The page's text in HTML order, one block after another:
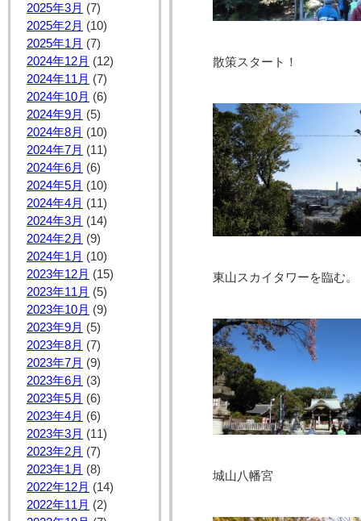
2025年3月 (7)
2025年2月 (10)
2025年1月 (7)
2024年12月 (12)
2024年11月 (7)
2024年10月 (6)
2024年9月 (5)
2024年8月 (10)
2024年7月 (11)
2024年6月 (6)
2024年5月 (10)
2024年4月 (11)
2024年3月 (14)
2024年2月 (9)
2024年1月 (10)
2023年12月 (15)
2023年11月 (5)
2023年10月 (9)
2023年9月 (5)
2023年8月 (7)
2023年7月 (9)
2023年6月 (3)
2023年5月 (6)
2023年4月 (6)
2023年3月 (11)
2023年2月 (7)
2023年1月 (8)
2022年12月 (14)
2022年11月 (2)
散策スタート
東山スカイタワーを臨む。
城山八幡